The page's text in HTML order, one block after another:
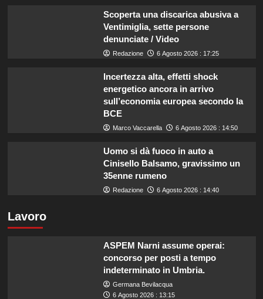
Scoperta una discarica abusiva a
Ventimiglia, sette persone
denunciate / Video
Redazione 6 Agosto 2026 : 17:25
Incertezza alta, effetti shock
energetico ancora in arrivo
sull’economia europea secondo la
BCE
Marco Vaccarella 6 Agosto 2026 : 14:50
Uomo si dà fuoco in auto a
Cinisello Balsamo, gravissimo un
35enne rumeno
Redazione 6 Agosto 2026 : 14:40
Lavoro
ASPEM Narni assume operai:
concorso per posti a tempo
indeterminato in Umbria.
Germana Bevilacqua
6 Agosto 2026 : 13:15